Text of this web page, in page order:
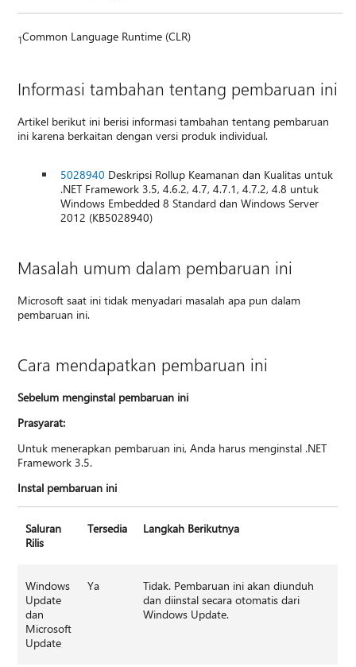
1Common Language Runtime (CLR)
Informasi tambahan tentang pembaruan ini
Artikel berikut ini berisi informasi tambahan tentang pembaruan
ini karena berkaitan dengan versi produk individual.
5028940 Deskripsi Rollup Keamanan dan Kualitas untuk
.NET Framework 3.5, 4.6.2, 4.7, 4.7.1, 4.7.2, 4.8 untuk
Windows Embedded 8 Standard dan Windows Server
2012 (KB5028940)
Masalah umum dalam pembaruan ini
Microsoft saat ini tidak menyadari masalah apa pun dalam
pembaruan ini.
Cara mendapatkan pembaruan ini
Sebelum menginstal pembaruan ini
Prasyarat:
Untuk menerapkan pembaruan ini, Anda harus menginstal .NET
Framework 3.5.
Instal pembaruan ini
Saluran
Rilis
Tersedia Langkah Berikutnya
Windows
Update
dan
Microsoft
Update
Ya
Tidak. Pembaruan ini akan diunduh
dan diinstal secara otomatis dari
Windows Update.